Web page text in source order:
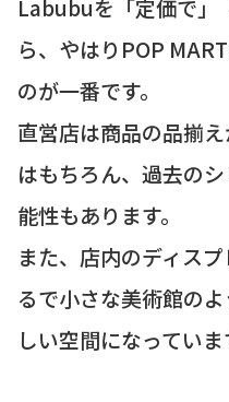
Labubuを「定価で」
ら、やはりPOP
のが一番です。
直営店は商品の品揃
はもちろん、過去の
能性もあります。
また、店内のディス
るで小さな美術館の
しい空間になっていま